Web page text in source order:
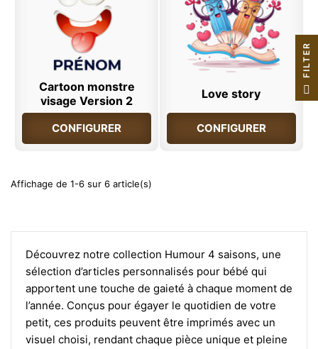
Cartoon monstre
visage Version 2
CONFIGURER
Love story
CONFIGURER
Affichage de 1-6 sur 6 article(s)
Découvrez notre collection Humour 4 saisons, une
sélection d’articles personnalisés pour bébé qui
apportent une touche de gaieté à chaque moment de
l’année. Conçus pour égayer le quotidien de votre
petit, ces produits peuvent être imprimés avec un
visuel choisi, rendant chaque pièce unique et pleine
R